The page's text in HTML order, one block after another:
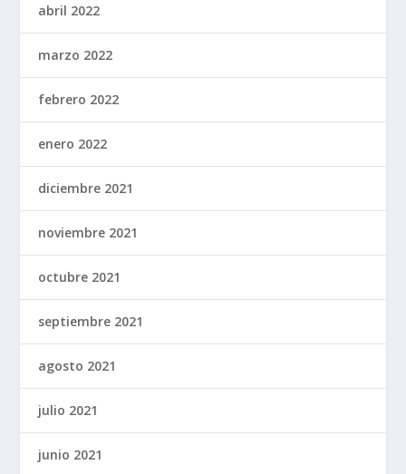
abril 2022
marzo 2022
febrero 2022
enero 2022
diciembre 2021
noviembre 2021
octubre 2021
septiembre 2021
agosto 2021
julio 2021
junio 2021